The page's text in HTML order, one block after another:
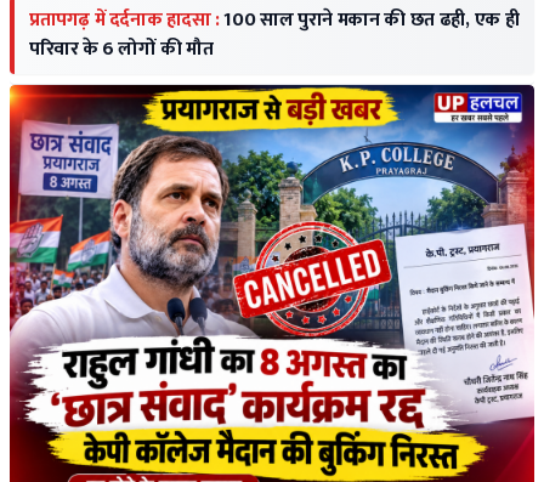
प्रतापगढ़ में दर्दनाक हादसा :100 साल पुराने मकान की छत ढही, एक ही
परिवार के 6 लोगों की मौत